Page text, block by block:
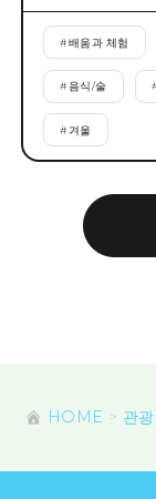
#배움과 체험
#음식/술
# 겨울
HOME 관광